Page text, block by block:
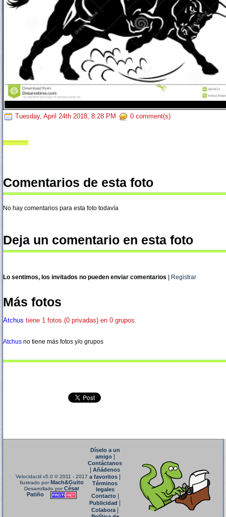
Tuesday, April 24th 2018, 8:28 PM 0 comment(s)
Comentarios de esta foto
No hay comentarios para esta foto todavía
Deja un comentario en esta foto
Lo sentimos, los invitados no pueden enviar comentarios Registrar
Más fotos
Atchus tiene 1 fotos (0 privadas) en 0 grupos.
Atchus no tiene más fotos y/o grupos
Velocidactil v5.0 © 2011 - 2017
Ilustrado porMach&Guito
Desarrollado porCésar
Patiño
Díselo a un
amigo|
Contáctanos
Añádenos
a favoritos
Términos
legales
Contacto|
Publicidad
Colabora|